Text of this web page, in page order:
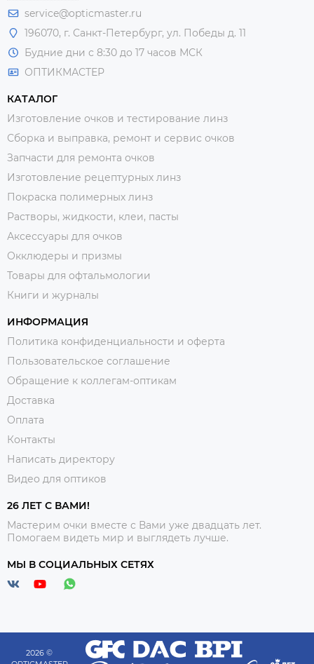
service@opticmaster.ru
196070, г. Санкт-Петербург, ул. Победы д. 11
Будние дни с 8:30 до 17 часов МСК
ОПТИКМАСТЕР
КАТАЛОГ
Изготовление очков и тестирование линз
Сборка и выправка, ремонт и сервис очков
Запчасти для ремонта очков
Изготовление рецептурных линз
Покраска полимерных линз
Растворы, жидкости, клеи, пасты
Аксессуары для очков
Окклюдеры и призмы
Товары для офтальмологии
Книги и журналы
ИНФОРМАЦИЯ
Политика конфиденциальности и оферта
Пользовательское соглашение
Обращение к коллегам-оптикам
Доставка
Оплата
Контакты
Написать директору
Видео для оптиков
26 ЛЕТ С ВАМИ!
Мастерим очки вместе с Вами уже двадцать лет.
Помогаем видеть мир и выглядеть лучше.
МЫ В СОЦИАЛЬНЫХ СЕТЯХ
2026 ©